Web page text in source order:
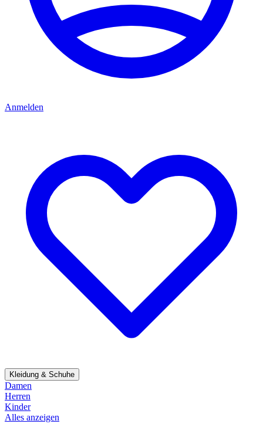
Anmelden
Kleidung & Schuhe
Damen
Herren
Kinder
Alles anzeigen